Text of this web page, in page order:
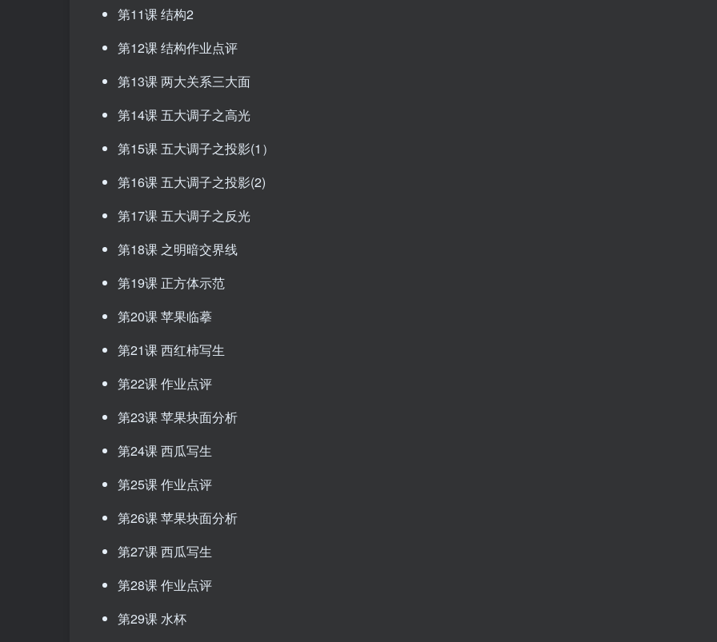
第11课 结构2
第12课 结构作业点评
第13课 两大关系三大面
第14课 五大调子之高光
第15课 五大调子之投影(1）
第16课 五大调子之投影(2)
第17课 五大调子之反光
第18课 之明暗交界线
第19课 正方体示范
第20课 苹果临摹
第21课 西红柿写生
第22课 作业点评
第23课 苹果块面分析
第24课 西瓜写生
第25课 作业点评
第26课 苹果块面分析
第27课 西瓜写生
第28课 作业点评
第29课 水杯